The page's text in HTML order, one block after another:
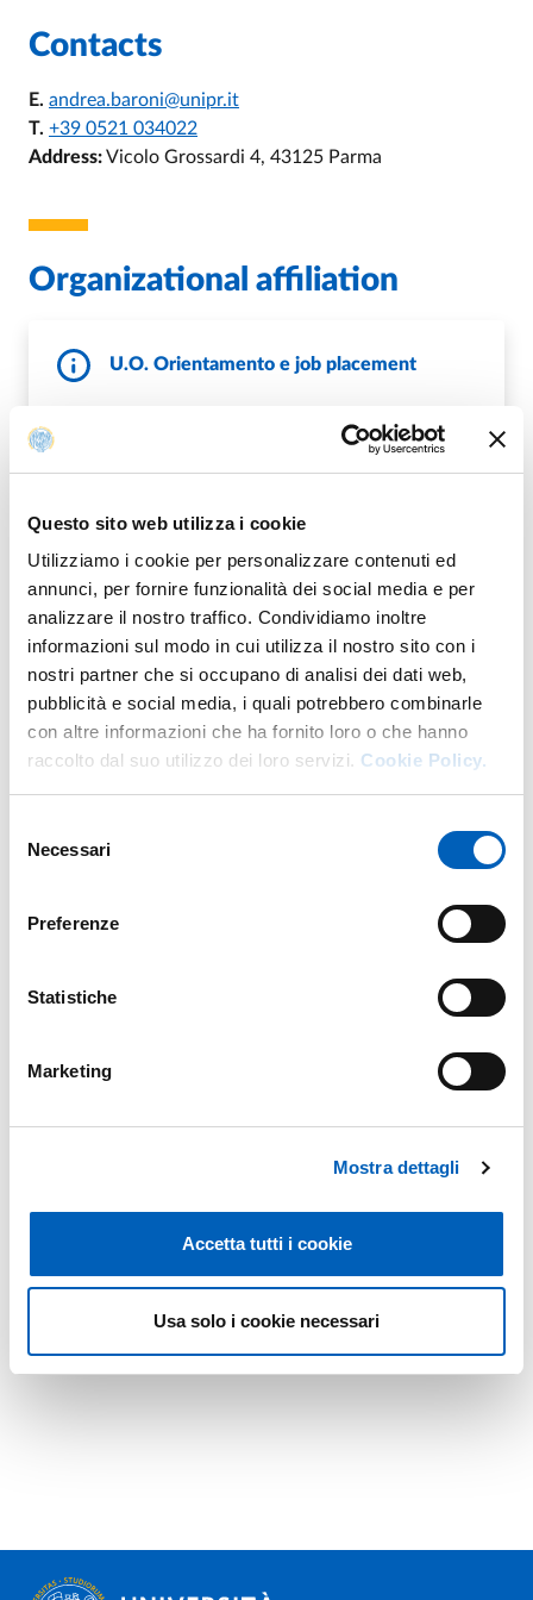
Questo sito web utilizza i cookie
Utilizziamo i cookie per personalizzare contenuti ed
annunci, per fornire funzionalità dei social media e per
analizzare il nostro traffico. Condividiamo inoltre
informazioni sul modo in cui utilizza il nostro sito con i
nostri partner che si occupano di analisi dei dati web,
pubblicità e social media, i quali potrebbero combinarle
con altre informazioni che ha fornito loro o che hanno
raccolto dal suo utilizzo dei loro servizi. Cookie Policy.
delNecessari
Preferenze
Statistiche
Marketing
Mostra dettagli
Accetta tutti i cookie
Usa solo i cookie necessari
Contacts
E. andrea.baroni@unipr.it
T. +39 0521 034022
Address:Vicolo Grossardi 4, 43125 Parma
Organizational affiliation
U.O. Orientamento e job placement
orienta@unipr.it
orientamento.jobplacement@unipr.it,
W. https://www.unipr.it/placement
GO TO DESCRIPTIONDI U.O. ORIENTAMENTO E JOB
More facility staff at this address
Personale tecnico amministrativo